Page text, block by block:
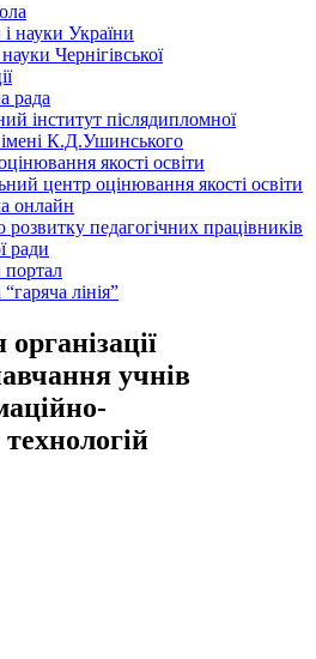
і науки України
Чернігівської
рада
інститут післядипломної
імені К.Д.Ушинського
якості освіти
центр оцінювання якості освіти
онлайн
педагогічних працівників
ради
портал
лінія”
учнів